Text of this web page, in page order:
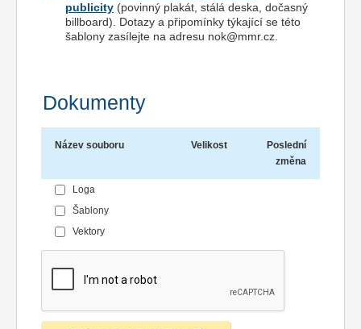
publicity (povinný plakát, stálá deska, dočasný
billboard). Dotazy a připomínky týkající se této
šablony zasílejte na adresu nok@mmr.cz.
Dokumenty
Název souboru Velikost
Poslední
změna
Loga
Šablony
Vektory